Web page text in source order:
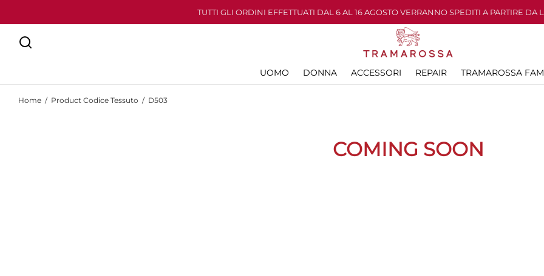
TUTTI GLI ORDINI EFFETTUATI DAL 6 AL 16 AGOSTO VERRANNO SPEDITI A PARTIRE DA
UOMO DONNA ACCESSORI REPAIR TRAMAROSSA
Home / Product Codice Tessuto / D503
COMING SOON